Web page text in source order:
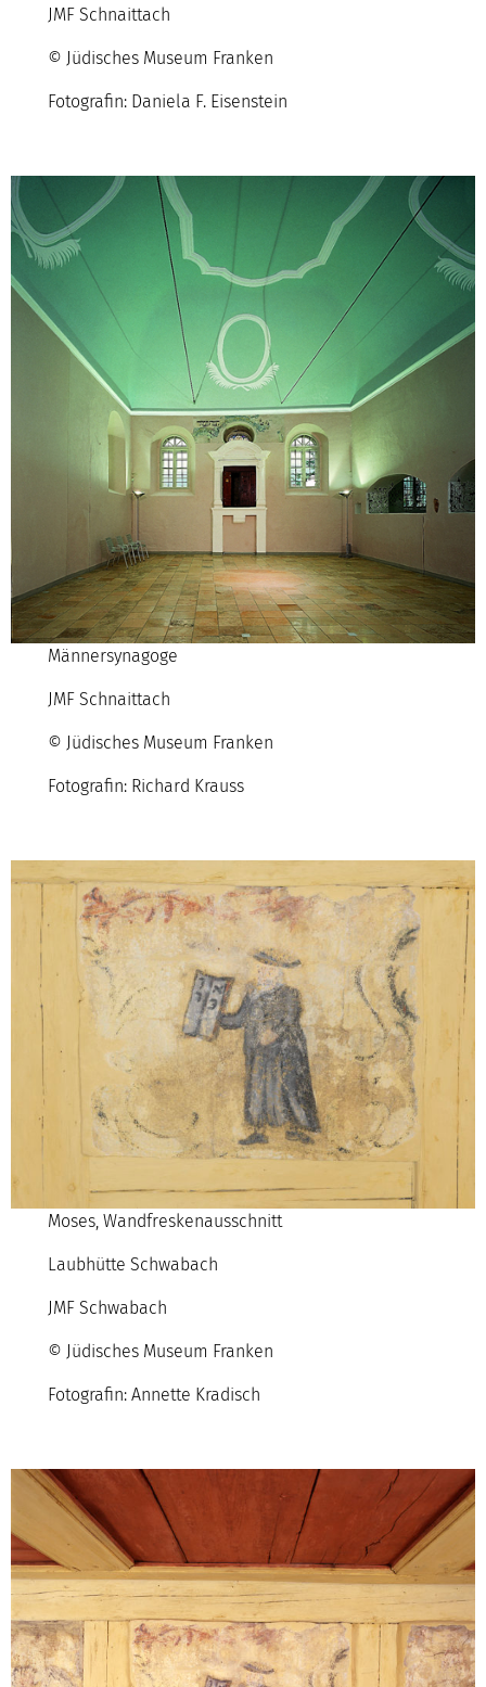
JMF Schnaittach
© Jüdisches Museum Franken
Fotografin: Daniela F. Eisenstein
Männersynagoge
JMF Schnaittach
© Jüdisches Museum Franken
Fotografin: Richard Krauss
Moses, Wandfreskenausschnitt
Laubhütte Schwabach
JMF Schwabach
© Jüdisches Museum Franken
Fotografin: Annette Kradisch